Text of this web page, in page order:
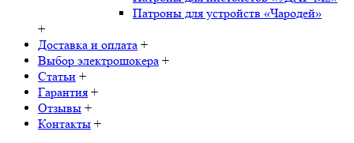
Патроны для устройств «Чародей»
+
Доставка и оплата +
Выбор электрошокера +
Статьи +
Гарантия +
Отзывы +
Контакты +